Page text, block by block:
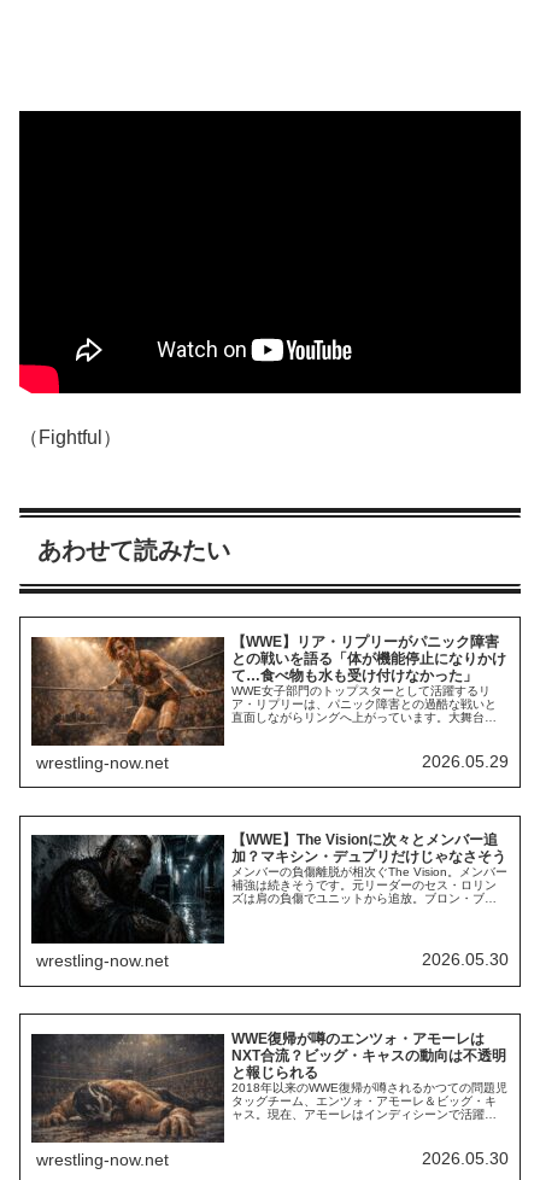
（Fightful）
あわせて読みたい
【WWE】リア・リプリーがパニック障害
との戦いを語る「体が機能停止になりかけ
て…食べ物も水も受け付けなかった」
WWE女子部門のトップスターとして活躍するリ
ア・リプリーは、パニック障害との過酷な戦いと
直面しながらリングへ上がっています。大舞台や
身との戦いを強いられています。2025年のオース
トラリア大会Crown Jewelの時期は特に大変な状況
wrestling-now.net 2026.05.29
【WWE】The Visionに次々とメンバー追
加？マキシン・デュプリだけじゃなさそう
メンバーの負傷離脱が相次ぐThe Vision。メンバー
補強は続きそうです。元リーダーのセス・ロリン
ズは肩の負傷でユニットから追放。ブロン・ブレ
長期離脱を余儀なくされました。ポールとオース
wrestling-now.net 2026.05.30
WWE復帰が噂のエンツォ・アモーレは
NXT合流？ビッグ・キャスの動向は不透明
と報じられる
2018年以来のWWE復帰が噂されるかつての問題児
タッグチーム、エンツォ・アモーレ＆ビッグ・キ
ャス。現在、アモーレはインディシーンで活躍
帰に向けた動向に影響を与えるかもしれません。
レスリング・オブザーバーのデイブ・メルツァー
wrestling-now.net 2026.05.30